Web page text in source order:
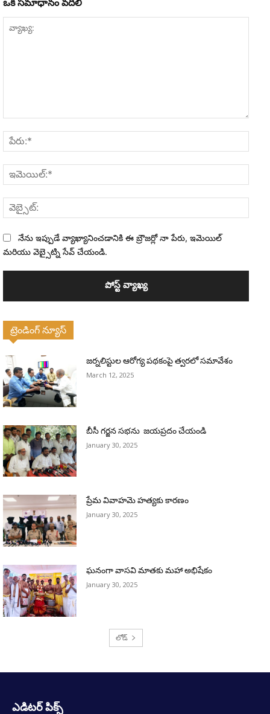
ఒక సమాధానం వదిలి
నేను ఇప్పుడే వ్యాఖ్యానించడానికి ఈ బ్రౌజర్లో నా పేరు, ఇమెయిల్
మరియు వెబ్సైట్ని సేవ్ చేయండి.
ట్రెండింగ్ న్యూస్
జర్నలిస్టుల ఆరోగ్య పథకంపై త్వరలో సమావేశం
March 12, 2025
బీసీ గర్జన సభను జయప్రదం చేయండి
January 30, 2025
ప్రేమ వివాహమె హత్యకు కారణం
January 30, 2025
ఘనంగా వాసవి మాతకు మహా అభిషేకం
January 30, 2025
లోడ్
ఎడిటర్ పిక్స్